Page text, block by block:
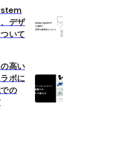
デザ
いて
高い
ボに
の